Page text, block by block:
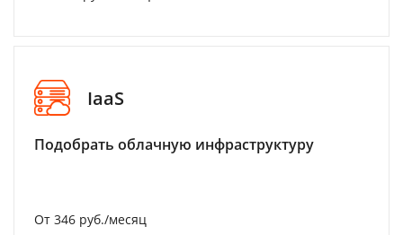
IaaS
Подобрать облачную инфраструктуру
От 346 руб./месяц